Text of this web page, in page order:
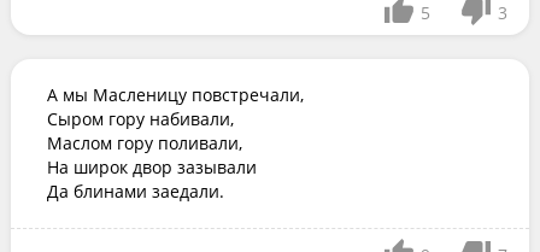
5 3
А мы Масленицу повстречали,
Сыром гору набивали,
Маслом гору поливали,
На широк двор зазывали
Да блинами заедали.